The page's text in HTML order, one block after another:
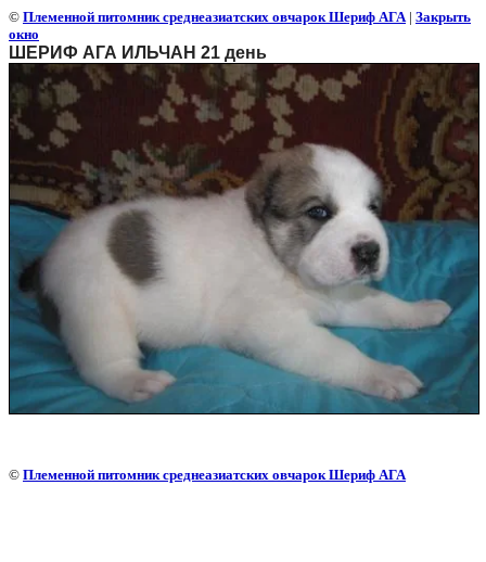
© Племенной питомник среднеазиатских овчарок Шериф АГА| Закрыть
окно
ШЕРИФ АГА ИЛЬЧАН 21 день
© Племенной питомник среднеазиатских овчарок Шериф АГА